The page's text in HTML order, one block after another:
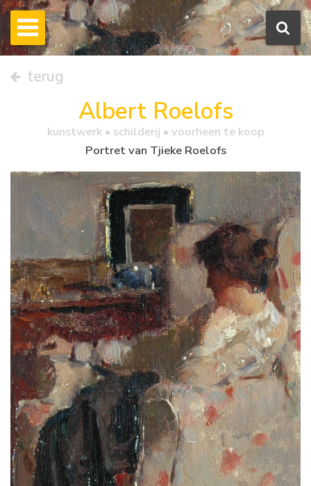
terug
Albert Roelofs
kunstwerk • schilderij • voorheen te koop
Portret van Tjieke Roelofs